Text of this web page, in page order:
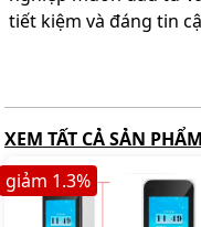
tiết kiệm và đáng tin
XEM TẤT CẢ SẢN
giảm 1.3%